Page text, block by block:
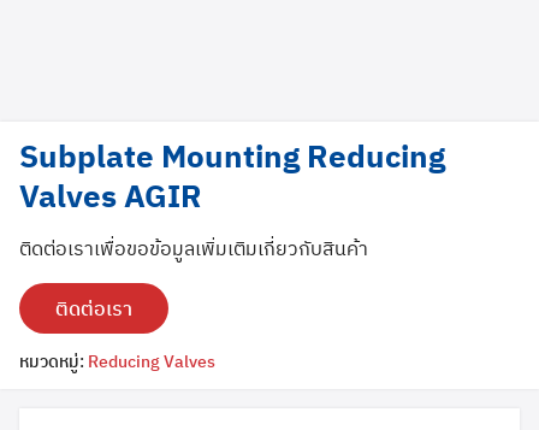
English
ไทย
Subplate Mounting Reducing
Valves AGIR
ติดต่อเราเพื่อขอข้อมูลเพิ่มเติมเกี่ยวกับสินค้า
ติดต่อเรา
หมวดหมู่: Reducing Valves